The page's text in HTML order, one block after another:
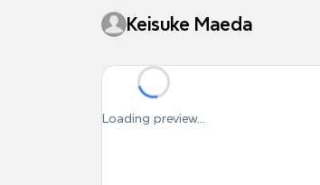
Keisuke Maeda
Loading preview...